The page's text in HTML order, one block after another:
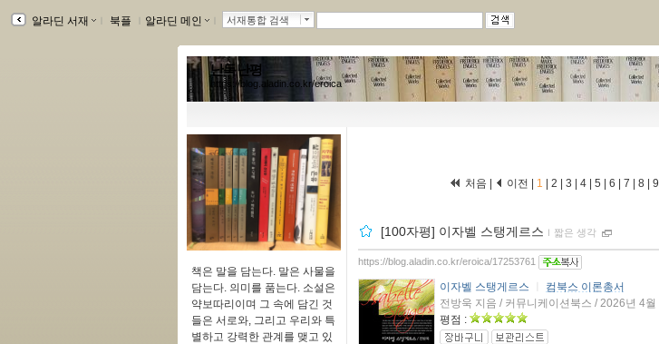
알라딘 서재 북플 알라딘 메인 서재통합 검색
난독난평
https://blog.aladin.co.kr/eroica
책은 말을 담는다. 말은 사물을
담는다. 의미를 품는다. 소설은
약보따리이며 그 속에 담긴 것
들은 서로와, 그리고 우리와 특
별하고 강력한 관계를 맺고 있
처음 | 이전 | 1 2 3 4 5 6 7 8 9
[100자평] 이자벨 스탱게르스 ｌ 짧은 생각
https://blog.aladin.co.kr/eroica/17253761
이자벨 스탱게르스
컴북스 이론총서
전방욱 지음 / 커뮤니케이션북스 / 2026년 4월
평점 :